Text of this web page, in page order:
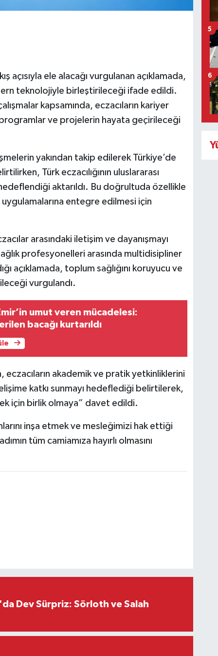
açısıyla ele alacağı vurgulanan açıklamada,
teknolojiyle birleştirileceği ifade edildi.
kapsamında, eczacıların kariyer
ve projelerin hayata geçirileceği
yakından takip edilerek Türkiye’de
Türk eczacılığının uluslararası
hedeflendiği aktarıldı. Bu doğrultuda özellikle
entegre edilmesi için
arasındaki iletişim ve dayanışmayı
profesyonelleri arasında multidisipliner
açıklamada, toplum sağlığını koruyucu ve
vurgulandı.
umut veren mücadelesi:
bacağı kurtarıldı
eczacıların akademik ve pratik yetkinliklerini
katkı sunmayı hedeflediği belirtilerek,
için birlik olmaya” davet edildi.
inşa etmek ve mesleğimizi hak ettiği
tüm camiamıza hayırlı olmasını
Dev Sürpriz: Sörloth ve Salah
5
6